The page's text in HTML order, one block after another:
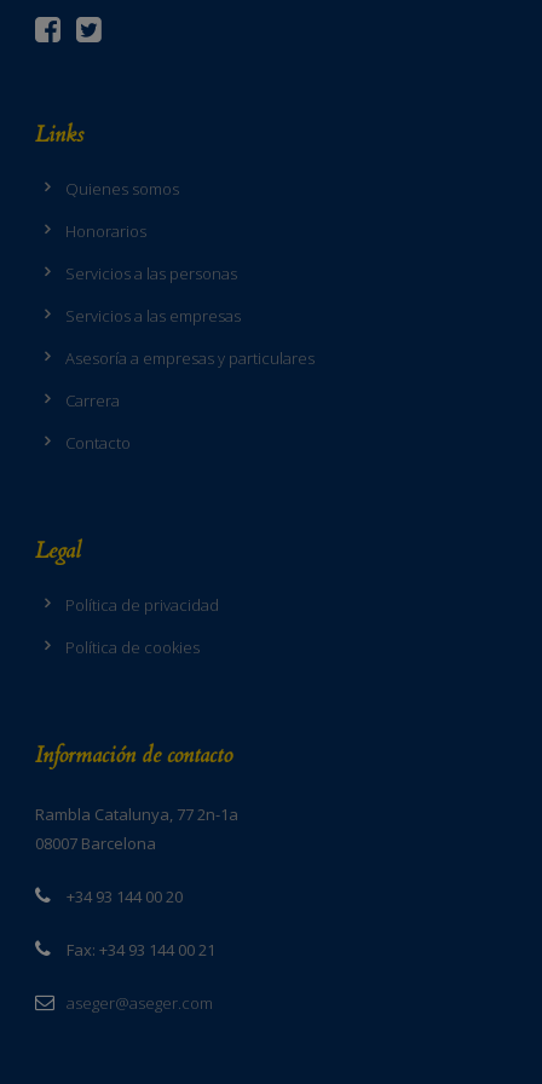
Links
Quienes somos
Honorarios
Servicios a las personas
Servicios a las empresas
Asesoría a empresas y particulares
Carrera
Contacto
Legal
Política de privacidad
Política de cookies
Información de contacto
Rambla Catalunya, 77 2n-1a
08007 Barcelona
+34 93 144 00 20
Fax: +34 93 144 00 21
aseger@aseger.com